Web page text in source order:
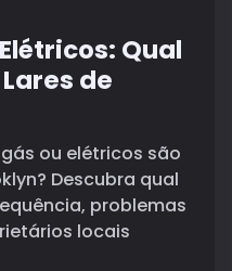
Qual
de
ou elétricos são
Descubra qual
problemas
locais